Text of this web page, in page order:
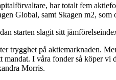
har totalt fem
Global, samt Skagen m2,
starten slagit sitt
trygghet på aktiemarknaden.
I våra fonder så köper
Morris.